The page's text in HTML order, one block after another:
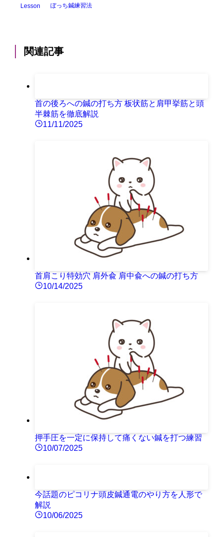
Lesson ぼっち鍼練習法
関連記事
首の後ろへの鍼の打ち方 板状筋と肩甲挙筋と頭
半棘筋を徹底解説
11/11/2025
首肩こり特効穴 肩外兪 肩中兪への鍼の打ち方
10/14/2025
押手圧を一定に保持して痛くない鍼を打つ練習
10/07/2025
今話題のピコリナ頭皮鍼通電のやり方を人形で
解説
10/06/2025